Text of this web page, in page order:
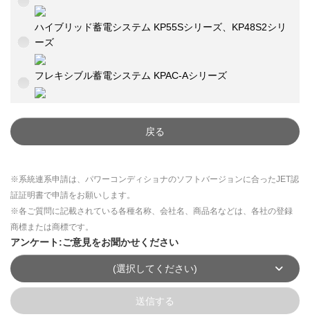
ハイブリッド蓄電システム KP55Sシリーズ、KP48S2シリ
ーズ
フレキシブル蓄電システム KPAC-Aシリーズ
戻る
※系統連系申請は、パワーコンディショナのソフトバージョンに合ったJET認
証証明書で申請をお願いします。
※各ご質問に記載されている各種名称、会社名、商品名などは、各社の登録
商標または商標です。
アンケート:ご意見をお聞かせください
(選択してください)
送信する